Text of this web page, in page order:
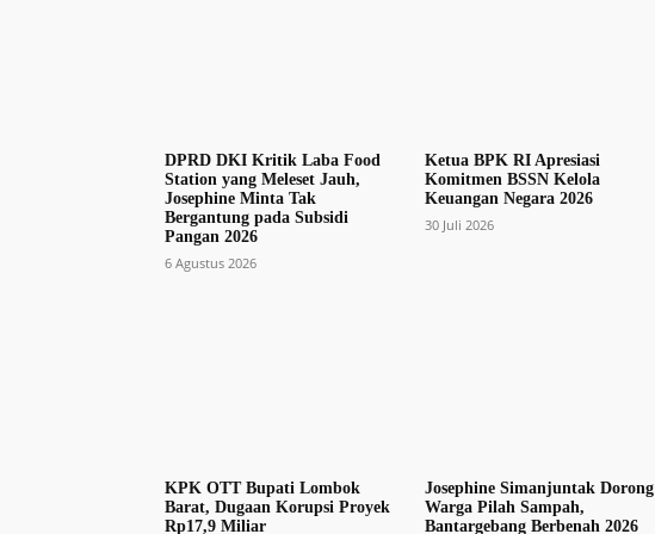
DPRD DKI Kritik Laba Food
Station yang Meleset Jauh,
Josephine Minta Tak
Bergantung pada Subsidi
Pangan 2026
6 Agustus 2026
Ketua BPK RI Apresiasi
Komitmen BSSN Kelola
Keuangan Negara 2026
30 Juli 2026
KPK OTT Bupati Lombok
Barat, Dugaan Korupsi Proyek
Rp17,9 Miliar
Josephine Simanjuntak Dorong
Warga Pilah Sampah,
Bantargebang Berbenah 2026